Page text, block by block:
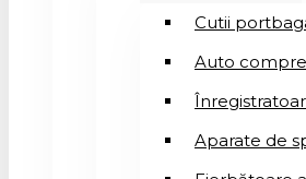
Cutii
Auto
Aparate de